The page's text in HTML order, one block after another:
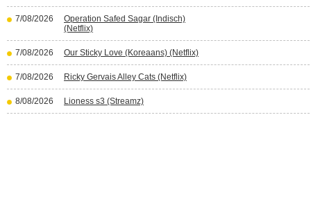
7/08/2026
Operation Safed Sagar (Indisch)
(Netflix)
7/08/2026 Our Sticky Love (Koreaans) (Netflix)
7/08/2026 Ricky Gervais Alley Cats (Netflix)
8/08/2026 Lioness s3 (Streamz)